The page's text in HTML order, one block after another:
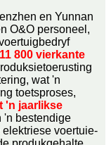
en Yunnan
O&O personeel,
800 vierkante
wat 'n
toetsproses,
'n jaarlikse
'n bestendige
voertuie-